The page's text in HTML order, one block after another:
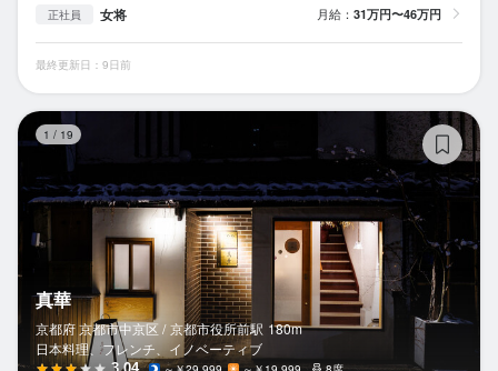
正社員 女将 月給： 31万円〜46万円
最終更新日：9日前
1 / 19
真華
京都府 京都市中京区 / 京都市役所前駅 180m
日本料理、フレンチ、イノベーティブ